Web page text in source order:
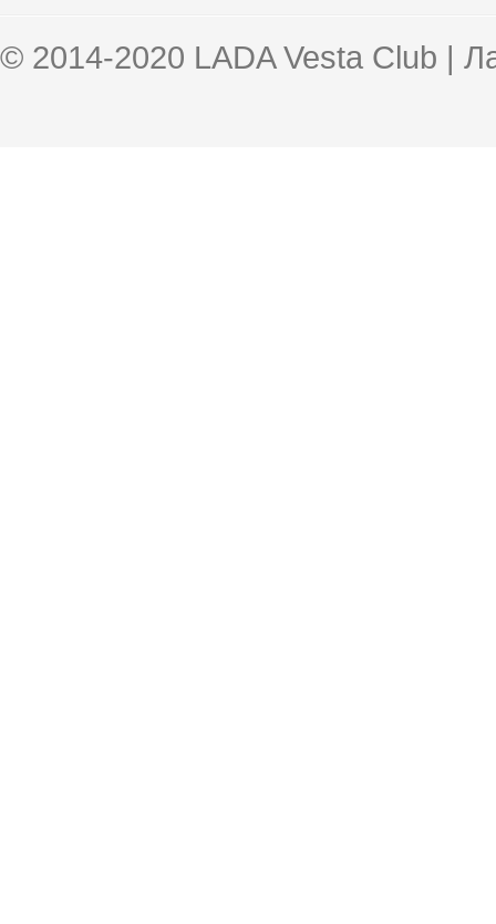
© 2014-2020 LADA Vesta Club |